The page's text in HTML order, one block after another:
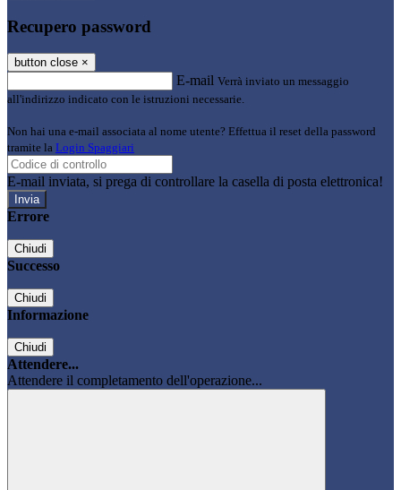
Recupero password
button close ×
E-mail Verrà inviato un messaggio
all'indirizzo indicato con le istruzioni necessarie.
Non hai una e-mail associata al nome utente? Effettua il reset della password
tramite la Login Spaggiari
E-mail inviata, si prega di controllare la casella di posta elettronica!
Errore
Chiudi
Successo
Chiudi
Informazione
Chiudi
Attendere...
Attendere il completamento dell'operazione...